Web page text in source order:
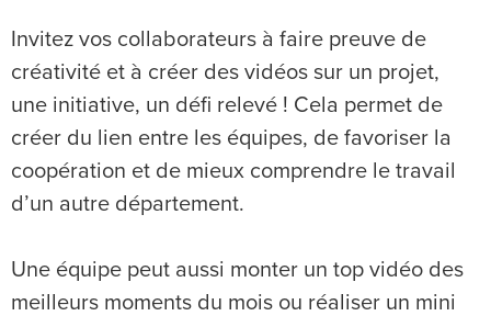
Invitez vos collaborateurs à faire preuve de
créativité et à créer des vidéos sur un projet,
une initiative, un défi relevé ! Cela permet de
créer du lien entre les équipes, de favoriser la
coopération et de mieux comprendre le travail
d’un autre département.
Une équipe peut aussi monter un top vidéo des
meilleurs moments du mois ou réaliser un mini